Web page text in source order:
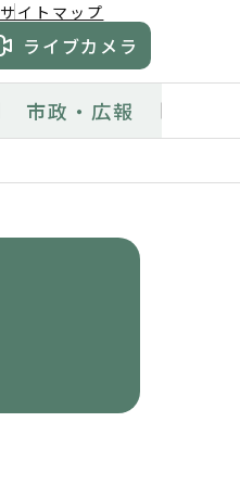
サイトマップ
ライブカメラ
市政・広報